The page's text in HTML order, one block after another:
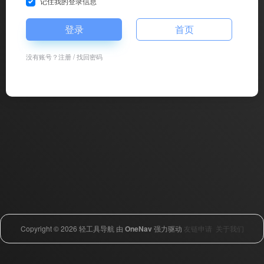
登录 首页
没有账号？注册/找回密码
Copyright © 2026 轻工具导航 由 OneNav强力驱动 友链申请 关于我们